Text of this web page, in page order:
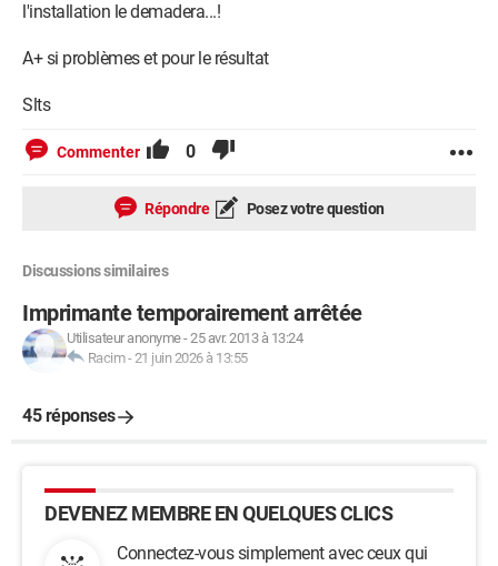
l'installation le demadera...!
A+ si problèmes et pour le résultat
Slts
Commenter 0
Répondre Posez votre question
Discussions similaires
Imprimante temporairement arrêtée
Utilisateur anonyme-25 avr. 2013 à 13:24
Racim-21 juin 2026 à 13:55
45 réponses
DEVENEZ MEMBRE EN QUELQUES CLICS
Connectez-vous simplement avec ceux qui